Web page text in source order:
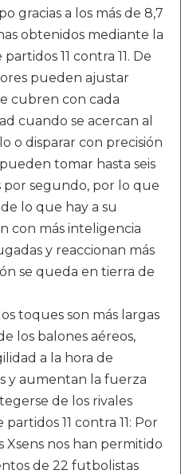
gracias a los más de 8,7
obtenidos mediante la
11 contra 11. De
pueden ajustar
cubren con cada
cuando se acercan al
o disparar con precisión
tomar hasta seis
por segundo, por lo que
lo que hay a su
con más inteligencia
y reaccionan más
se queda en tierra de
toques son más largas
los balones aéreos,
a la hora de
y aumentan la fuerza
de los rivales
11 contra 11: Por
Xsens nos han permitido
de 22 futbolistas